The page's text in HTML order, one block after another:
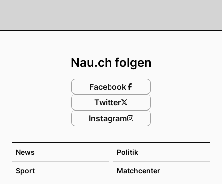
News Politik
Sport Matchcenter
Nau.ch folgen
Facebook
Twitter
Instagram